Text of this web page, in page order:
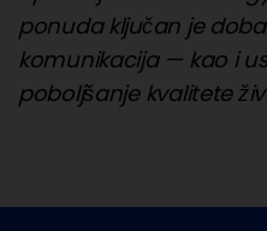
ponuda ključan je
komunikacija — kao i
poboljšanje kvalitete